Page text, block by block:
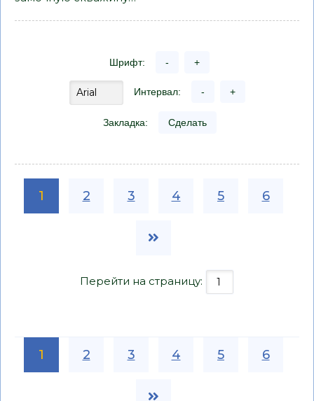
Шрифт: - +
Интервал: - +
Закладка: Сделать
1 2 3 4 5 6
Перейти на страницу:
1 2 3 4 5 6